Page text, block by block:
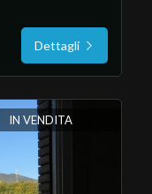
Dettagli
IN VENDITA